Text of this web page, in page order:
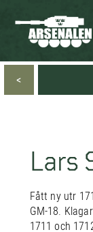
<
Lars
Fått ny utr
GM-18.
1711 och